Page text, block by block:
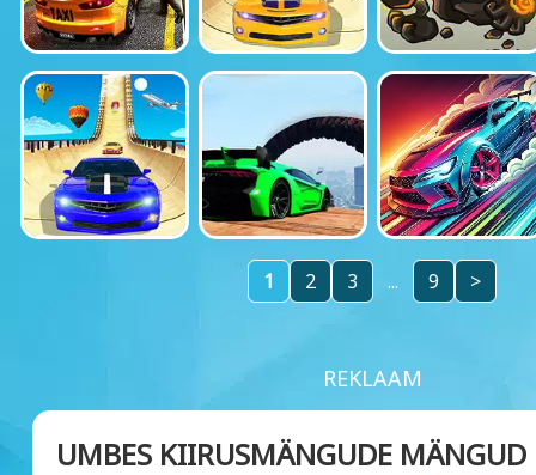
1 2 3 ... 9 >
REKLAAM
UMBES KIIRUSMÄNGUDE MÄNGUD